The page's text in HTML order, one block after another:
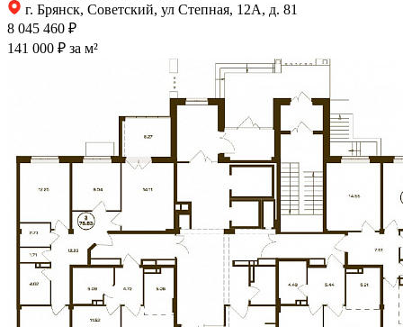
г. Брянск, Советский, ул Степная, 12А, д. 81
8 045 460 ₽
141 000 ₽ за м²